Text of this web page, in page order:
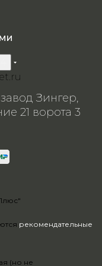
рекомендательные
(но не
Зингер,
21 ворота 3